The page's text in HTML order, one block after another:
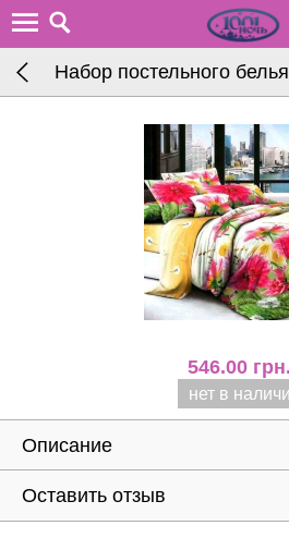
Набор постельного
546.00 грн.
нет в
Описание
Оставить отзыв